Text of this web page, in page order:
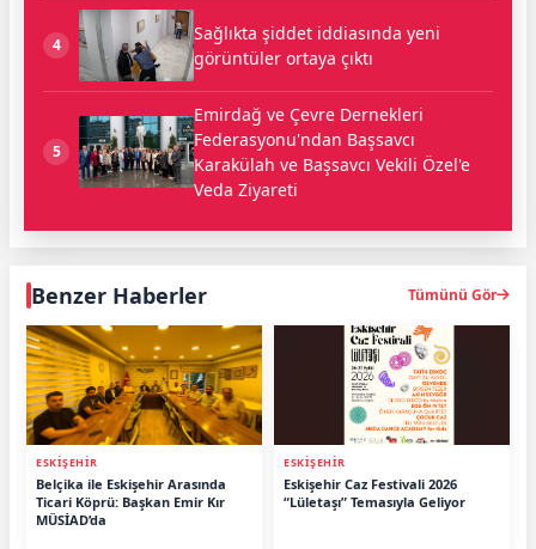
4
Sağlıkta şiddet iddiasında yeni
görüntüler ortaya çıktı
5
Emirdağ ve Çevre Dernekleri
Federasyonu'ndan Başsavcı
Karakülah ve Başsavcı Vekili Özel'e
Veda Ziyareti
Benzer Haberler Tümünü Gör
ESKİŞEHİR
Belçika ile Eskişehir Arasında
Ticari Köprü: Başkan Emir Kır
MÜSİAD’da
ESKİŞEHİR
Eskişehir Caz Festivali 2026
“Lületaşı” Temasıyla Geliyor